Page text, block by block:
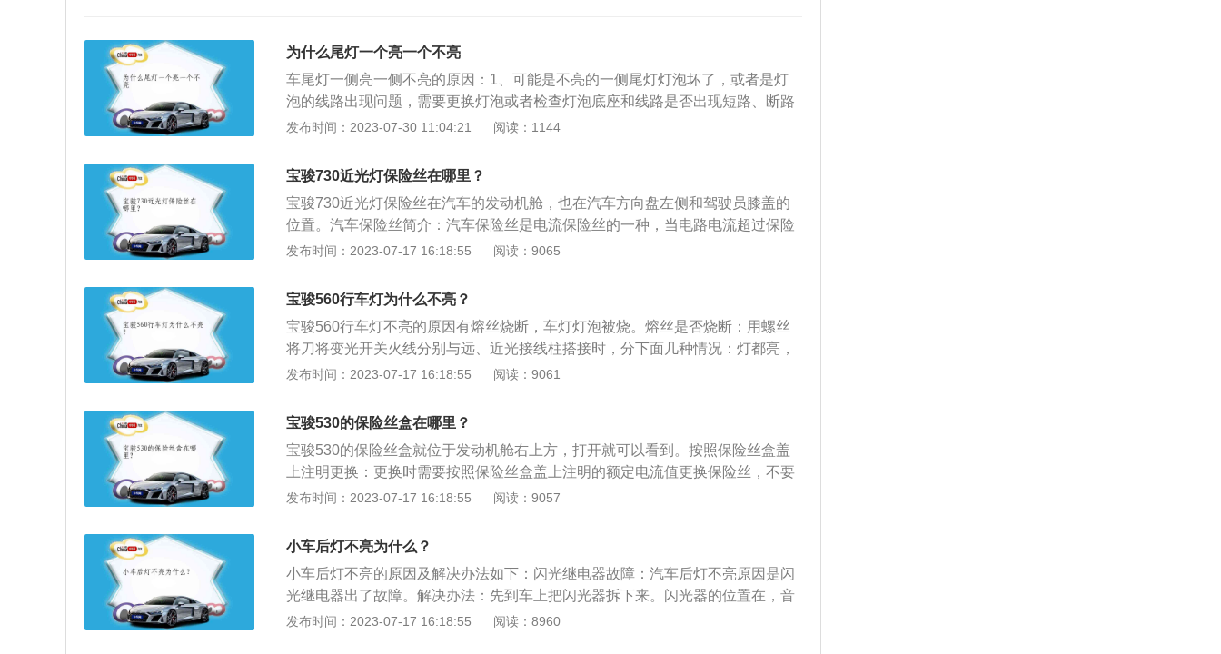
为什么尾灯一个亮一个不亮
车尾灯一侧亮一侧不亮的原因：1、可能是不亮的一侧尾灯灯泡坏了，或者是灯
泡的线路出现问题，需要更换灯泡或者检查灯泡底座和线路是否出现短路、断路
问题，及时对线路进行维修。2、汽车一侧的闪光继电器损坏的话，就会导致汽
的那一侧尾灯的灯泡烧坏了，灯泡的熔丝烧断，这时需要去维修店更换一侧尾灯
的灯泡。4、如果之前更换过尾灯的灯泡，可能是新安装的灯泡的功率与车辆不
符，需要更匹配车辆功率的灯泡。尾灯通常是指安装在汽车背后，颜色为红色的
灯，主要用于对汽车后面车辆做警示的刹车灯。在汽车出现紧急状况或发生交通
事故时，需要开启汽车尾灯用于提示后方来车需要减缓速度，以免发生追尾情
用于辅助倒车的是白色倒车灯。以及在昏暗的路面行驶时汽车需要开启红色刹车
灯，用于提示周围车辆开车的宽度，以免光线不好，导致周围车辆无法判断，造
成安全隐患。
发布时间：2023-07-30 11:04:21 阅读：1144
宝骏730近光灯保险丝在哪里？
宝骏730近光灯保险丝在汽车的发动机舱，也在汽车方向盘左侧和驾驶员膝盖的
位置。汽车保险丝简介：汽车保险丝是电流保险丝的一种，当电路电流超过保险
丝额定电流的2倍时就会在几秒内熔断，起到电路保护的作用。常用于汽车电路
注明的额定电流值更换保险丝，不要改用比额定电流高的保险丝。如果新保险丝
又立刻熔断，则说明，电路系统可能存在故障，应尽快检修。
发布时间：2023-07-17 16:18:55 阅读：9065
宝骏560行车灯为什么不亮？
宝骏560行车灯不亮的原因有熔丝烧断，车灯灯泡被烧。熔丝是否烧断：用螺丝
将刀将变光开关火线分别与远、近光接线柱搭接时，分下面几种情况：灯都亮，
表明变光开关有故降。若搭—接时，远光亮、近光不亮，则故障在变光开关到大
亮，表明故障在接线板至大灯之间，若不亮，则表明接线板至变光开关之间有故
障。若只有一个大灯亮，另一个不亮，则可能是灯丝烧断或接线有断路，或是搭
铁不良(大灯亮度弱)。车灯灯泡被烧：电压调节器有故障，电压过高。蓄电池导
线接触不良，造成发电机空载电压过高。发电机电枢和磁场线圈间有短路。
发布时间：2023-07-17 16:18:55 阅读：9061
宝骏530的保险丝盒在哪里？
宝骏530的保险丝盒就位于发动机舱右上方，打开就可以看到。按照保险丝盒盖
上注明更换：更换时需要按照保险丝盒盖上注明的额定电流值更换保险丝，不要
改用比额定电流高的保险丝。替换保险丝：在没有备用保险丝情况下。紧急时，
相同电流负荷的保险丝，则可采用比原保险丝额定电流低的代替。检修的情况：
如果新保险丝又立刻熔断，则说明，电路系统可能存在故障，应尽快检修。
发布时间：2023-07-17 16:18:55 阅读：9057
小车后灯不亮为什么？
小车后灯不亮的原因及解决办法如下：闪光继电器故障：汽车后灯不亮原因是闪
光继电器出了故障。解决办法：先到车上把闪光器拆下来。闪光器的位置在，音
响机头的下方（可以通过听声音找），需要先拆下机头，然后拆开空调控制面
发布时间：2023-07-17 16:18:55 阅读：8960